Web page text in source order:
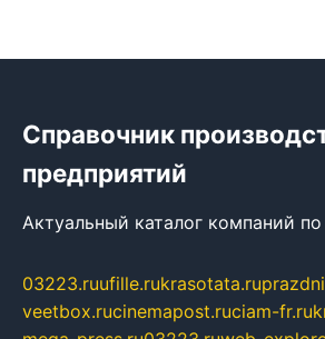
Справочник
предприятий
Актуальный каталог компаний
03223.ruufille.rukrasotata.ru
veetbox.rucinemapost.ruciam-fr.ru